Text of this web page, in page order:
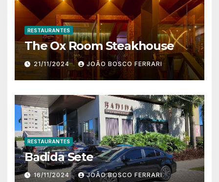
RESTAURANTES
The Ox Room Steakhouse
21/11/2024 JOÃO BOSCO FERRARI
RESTAURANTES
Badida Sete
16/11/2024 JOÃO BOSCO FERRARI